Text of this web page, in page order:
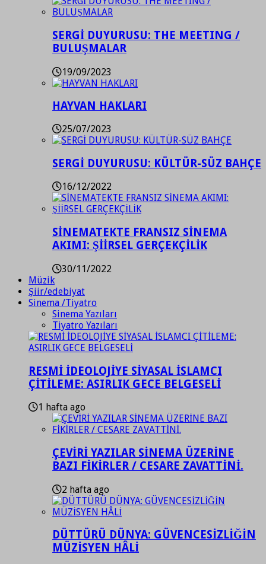
SERGİ DUYURUSU: THE MEETING /
BULUŞMALAR
19/09/2023
HAYVAN HAKLARI
25/07/2023
SERGİ DUYURUSU: KÜLTÜR-SÜZ BAHÇE
16/12/2022
SİNEMATEKTE FRANSIZ SİNEMA
AKIMI: ŞİİRSEL GERÇEKÇİLİK
30/11/2022
Müzik
Şiir/edebiyat
Sinema /Tiyatro
Sinema Yazıları
Tiyatro Yazıları
RESMİ İDEOLOJİYE SİYASAL İSLAMCI
ÇİTİLEME: ASIRLIK GECE BELGESELİ
1 hafta ago
ÇEVİRİ YAZILAR SİNEMA ÜZERİNE
BAZI FİKİRLER / CESARE ZAVATTİNİ.
2 hafta ago
DÜTTÜRÜ DÜNYA: GÜVENCESİZLİĞİN
MÜZİSYEN HÂLİ